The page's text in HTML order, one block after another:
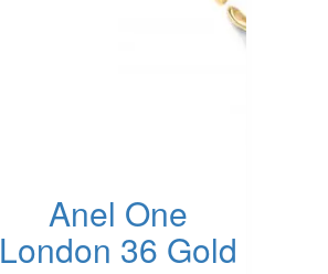
Anel One
London 36 Gold